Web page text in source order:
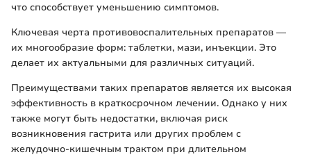
что способствует уменьшению симптомов.
Ключевая черта противовоспалительных препаратов —
их многообразие форм: таблетки, мази, инъекции. Это
делает их актуальными для различных ситуаций.
Преимуществами таких препаратов является их высокая
эффективность в краткосрочном лечении. Однако у них
также могут быть недостатки, включая риск
возникновения гастрита или других проблем с
желудочно-кишечным трактом при длительном